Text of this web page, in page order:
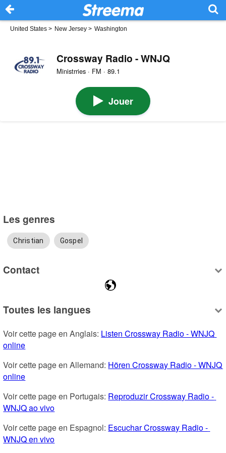
United States > New Jersey > Washington
Crossway Radio - WNJQ
Ministrries · FM · 89.1
Jouer
Les genres
Christian Gospel
Contact
Toutes les langues
Voir cette page en Anglais: Listen Crossway Radio - WNJQ
online
Voir cette page en Allemand: Hören Crossway Radio - WNJQ
online
Voir cette page en Portugais: Reproduzir Crossway Radio -
WNJQ ao vivo
Voir cette page en Espagnol: Escuchar Crossway Radio -
WNJQ en vivo